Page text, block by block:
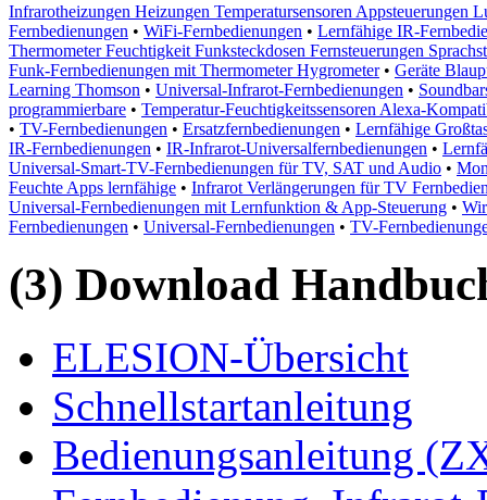
Infrarotheizungen Heizungen Temperatursensoren Appsteuerungen
Fernbedienungen • WiFi-Fernbedienungen • Lernfähige IR-
Thermometer Feuchtigkeit Funksteckdosen Fernsteuerungen
Funk-Fernbedienungen mit Thermometer Hygrometer• Geräte
Learning Thomson • Universal-Infrarot-Fernbedienungen •
programmierbare • Temperatur-Feuchtigkeitssensoren Alexa-
• TV-Fernbedienungen • Ersatzfernbedienungen • Lernfähige
IR-Fernbedienungen • IR-Infrarot-Universalfernbedienungen •
Universal-Smart-TV-Fernbedienungen für TV, SAT und Audio •
Feuchte Apps lernfähige • Infrarot Verlängerungen für TV
Universal-Fernbedienungen mit Lernfunktion & App-Steuerung •
Fernbedienungen • Universal-Fernbedienungen • TV-
(3) Download
ELESION-Übersicht
Schnellstartanleitung
Bedienungsanleitung